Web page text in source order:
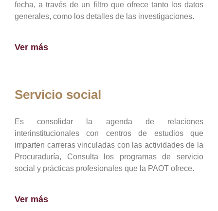
fecha, a través de un filtro que ofrece tanto los datos
generales, como los detalles de las investigaciones.
Ver más
Servicio social
Es consolidar la agenda de relaciones
interinstitucionales con centros de estudios que
imparten carreras vinculadas con las actividades de la
Procuraduría, Consulta los programas de servicio
social y prácticas profesionales que la PAOT ofrece.
Ver más